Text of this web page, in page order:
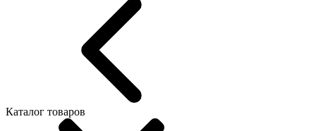
Каталог товаров